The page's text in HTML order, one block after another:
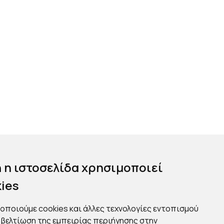
ιστοσελίδα χρησιμοποιεί
cookies και άλλες τεχνολογίες εντοπισμού
βελτίωση της εμπειρίας περιήγησης στην